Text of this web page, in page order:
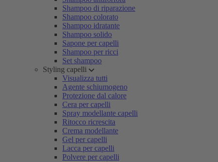
Shampoo di riparazione
Shampoo colorato
Shampoo idratante
Shampoo solido
Sapone per capelli
Shampoo per ricci
Set shampoo
Styling capelli
Visualizza tutti
Agente schiumogeno
Protezione dal calore
Cera per capelli
Spray modellante capelli
Ritocco ricrescita
Crema modellante
Gel per capelli
Lacca per capelli
Polvere per capelli